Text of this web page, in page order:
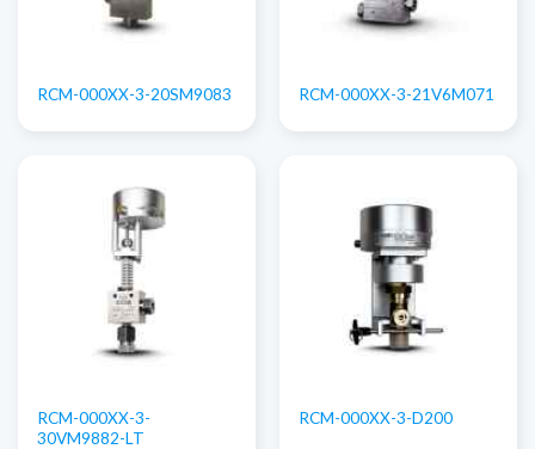
RCM-000XX-3-20SM9083 RCM-000XX-3-21V6M071
RCM-000XX-3-
30VM9882-LT
RCM-000XX-3-D200